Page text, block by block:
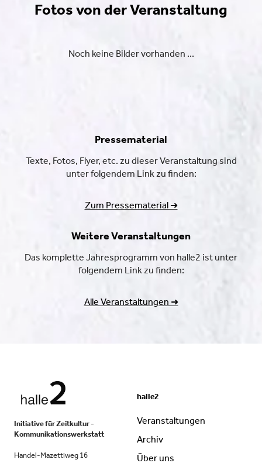
Fotos von der Veranstaltung
Noch keine Bilder vorhanden ...
Pressematerial
Texte, Fotos, Flyer, etc. zu dieser Veranstaltung sind
unter folgendem Link zu finden:
Zum Pressematerial ➜
Weitere Veranstaltungen
Das komplette Jahresprogramm von halle2 ist unter
folgendem Link zu finden:
Alle Veranstaltungen ➜
Initiative für Zeitkultur -
Kommunikationswerkstatt
Handel-Mazettiweg 16
halle2
Veranstaltungen
Archiv
Über uns